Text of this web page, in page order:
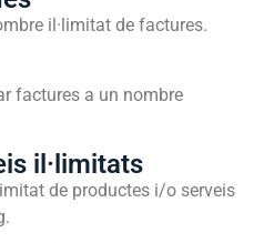
il·limitat de factures.
factures a un nombre
il·limitats
de productes i/o serveis